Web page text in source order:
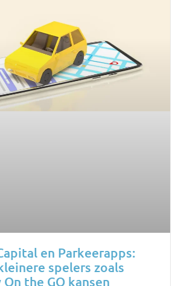
en Parkeerapps:
spelers zoals
On the GO kansen